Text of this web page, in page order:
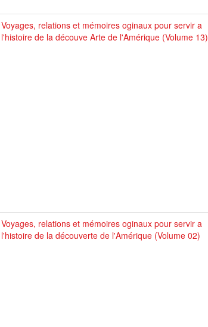
Voyages, relations et mémoires oginaux pour servir a
l'histoire de la découve Arte de l'Amérique (Volume 13)
Voyages, relations et mémoires oginaux pour servir a
l'histoire de la découverte de l'Amérique (Volume 02)